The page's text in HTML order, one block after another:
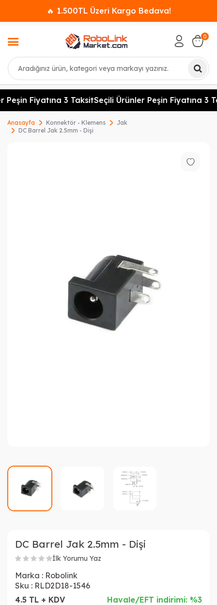
🔥 1.500TL Üzeri Kargo Bedava!
Ara
0
Peşin Fiyatına 3 TaksitSeçili Ürünler Peşin Fiyatına 3
Anasayfa Konnektör - Klemens
Jak
DC Barrel Jak 2.5mm - Dişi
DC Barrel Jak 2.5mm - Dişi
İlk Yorumu Yaz
Marka : Robolink
Sku : RLD2D18-1546
4.5 TL + KDV
Havale/EFT indirimi: %3